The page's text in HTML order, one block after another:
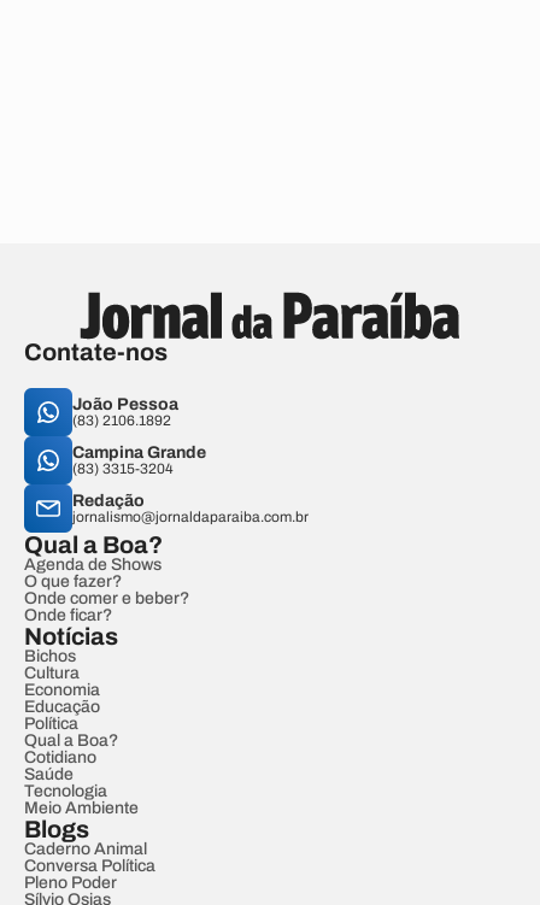
Contate-nos
João Pessoa
(83) 2106.1892
Campina Grande
(83) 3315-3204
Redação
jornalismo@jornaldaparaiba.com.br
Qual a Boa?
Agenda de Shows
O que fazer?
Onde comer e beber?
Onde ficar?
Notícias
Bichos
Cultura
Economia
Educação
Política
Qual a Boa?
Cotidiano
Saúde
Tecnologia
Meio Ambiente
Blogs
Caderno Animal
Conversa Política
Pleno Poder
Sílvio Osias